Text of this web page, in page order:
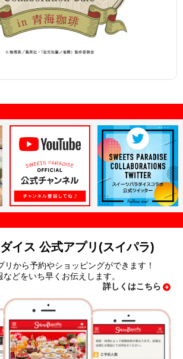
イス 公式アプリ(スイパラ)
リから予約やショッピングができます！
どをいち早くお伝えします。
詳しくはこちら